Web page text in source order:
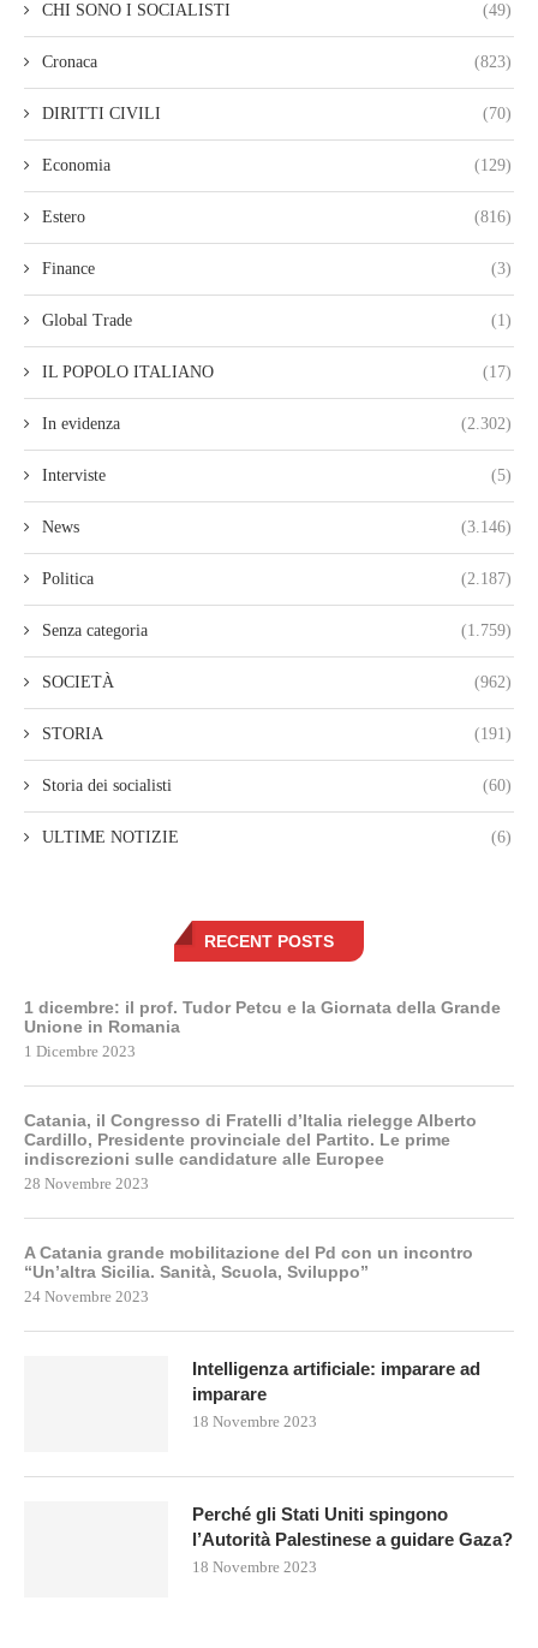
CHI SONO I SOCIALISTI (49)
Cronaca (823)
DIRITTI CIVILI (70)
Economia (129)
Estero (816)
Finance (3)
Global Trade (1)
IL POPOLO ITALIANO (17)
In evidenza (2.302)
Interviste (5)
News (3.146)
Politica (2.187)
Senza categoria (1.759)
SOCIETÀ (962)
STORIA (191)
Storia dei socialisti (60)
ULTIME NOTIZIE (6)
RECENT POSTS
1 dicembre: il prof. Tudor Petcu e la Giornata della Grande
Unione in Romania
1 Dicembre 2023
Catania, il Congresso di Fratelli d’Italia rielegge Alberto
Cardillo, Presidente provinciale del Partito. Le prime
indiscrezioni sulle candidature alle Europee
28 Novembre 2023
A Catania grande mobilitazione del Pd con un incontro
“Un’altra Sicilia. Sanità, Scuola, Sviluppo”
24 Novembre 2023
Intelligenza artificiale: imparare ad
imparare
18 Novembre 2023
Perché gli Stati Uniti spingono
l’Autorità Palestinese a guidare Gaza?
18 Novembre 2023